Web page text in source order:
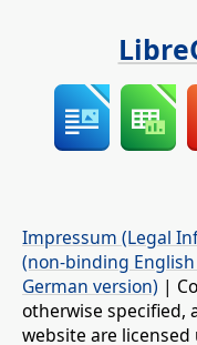
Impressum (Legal
(non-binding
German version) |
otherwise specified,
website are